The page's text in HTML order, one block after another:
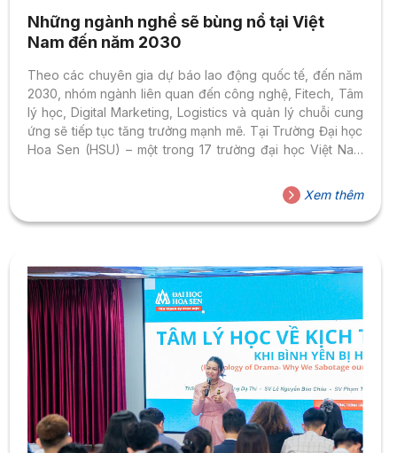
Những ngành nghề sẽ bùng nổ tại Việt
Nam đến năm 2030
Theo các chuyên gia dự báo lao động quốc tế, đến năm
2030, nhóm ngành liên quan đến công nghệ, Fitech, Tâm
lý học, Digital Marketing, Logistics và quản lý chuỗi cung
ứng sẽ tiếp tục tăng trưởng mạnh mẽ. Tại Trường Đại học
Hoa Sen (HSU) – một trong 17 trường đại học Việt Nam
thiết kế hiện đại, theo triết lý “Thực học – Thực làm”, đào
tạo gắn liền với thực tiễn, giúp sinh viên được học đúng
những ngành nghề hot và sẵn sàng thích...
Xem thêm